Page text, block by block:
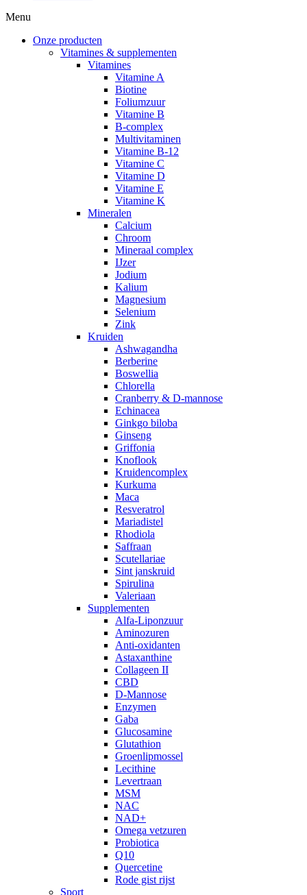
Menu
Onze producten
Vitamines & supplementen
Vitamines
Vitamine A
Biotine
Foliumzuur
Vitamine B
B-complex
Multivitaminen
Vitamine B-12
Vitamine C
Vitamine D
Vitamine E
Vitamine K
Mineralen
Calcium
Chroom
Mineraal complex
IJzer
Jodium
Kalium
Magnesium
Selenium
Zink
Kruiden
Ashwagandha
Berberine
Boswellia
Chlorella
Cranberry & D-mannose
Echinacea
Ginkgo biloba
Ginseng
Griffonia
Knoflook
Kruidencomplex
Kurkuma
Maca
Resveratrol
Mariadistel
Rhodiola
Saffraan
Scutellariae
Sint janskruid
Spirulina
Valeriaan
Supplementen
Alfa-Liponzuur
Aminozuren
Anti-oxidanten
Astaxanthine
Collageen II
CBD
D-Mannose
Enzymen
Gaba
Glucosamine
Glutathion
Groenlipmossel
Lecithine
Levertraan
MSM
NAC
NAD+
Omega vetzuren
Probiotica
Q10
Quercetine
Rode gist rijst
Sport